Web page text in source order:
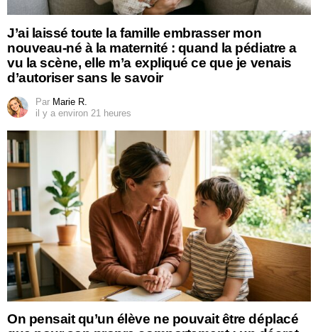
J’ai laissé toute la famille embrasser mon
nouveau-né à la maternité : quand la pédiatre a
vu la scène, elle m’a expliqué ce que je venais
d’autoriser sans le savoir
Par Marie R.
il y a environ 21 heures
On pensait qu’un élève ne pouvait être déplacé